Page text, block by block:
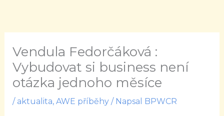
Vendula Fedorčáková :
Vybudovat si business není
otázka jednoho měsíce
/ aktualita, AWE příběhy/ Napsal BPWCR